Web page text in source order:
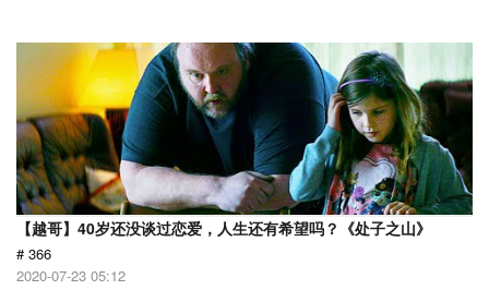
【越哥】40岁还没谈过恋爱，人生还有希望吗？《处子之山》
# 366
2020-07-23 05:12